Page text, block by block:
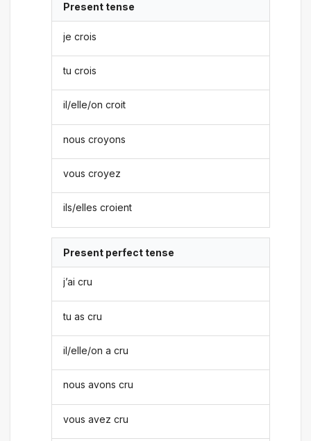
Present tense
je crois
tu crois
il/elle/on croit
nous croyons
vous croyez
ils/elles croient
Present perfect tense
j’ai cru
tu as cru
il/elle/on a cru
nous avons cru
vous avez cru